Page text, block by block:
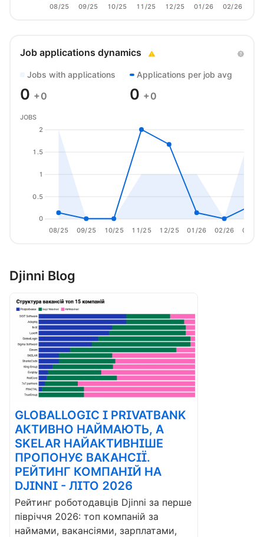
08/25 09/25 10/25 11/25 12/25 01/26 02/26
Job applications dynamics
Jobs with applications
0 +0
Applications per job avg
0 +0
08/25 09/25 10/25 11/25 12/25 01/26 02/26 03/26
0
0.5
1
1.5
2
JOBS
Djinni Blog
GLOBALLOGIC І PRIVATBANK
АКТИВНО НАЙМАЮТЬ, А
SKELAR НАЙАКТИВНІШЕ
ПРОПОНУЄ ВАКАНСІЇ.
РЕЙТИНГ КОМПАНІЙ НА
DJINNI - ЛІТО 2026
Рейтинг роботодавців Djinni за перше
півріччя 2026: топ компаній за
наймами, вакансіями, зарплатами,